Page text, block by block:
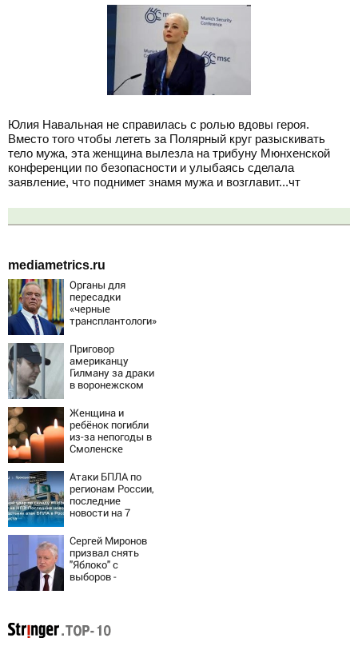
Юлия Навальная не справилась с ролью вдовы героя.
Вместо того чтобы лететь за Полярный круг разыскивать
тело мужа, эта женщина вылезла на трибуну Мюнхенской
конференции по безопасности и улыбаясь сделала
заявление, что поднимет знамя мужа и возглавит...чт
mediametrics.ru
Органы для
пересадки
«черные
трансплантологи»
живых пациентов
Приговор
американцу
Гилману за драки
в воронежском
потребовали
ужесточить -
Новости на
Вести.ru
Женщина и
ребёнок погибли
из-за непогоды в
Смоленске
Атаки БПЛА по
регионам России,
последние
новости на 7
последствия,
атаки на склады
Wildberries,
состояние
пострадавших
Сергей Миронов
призвал снять
"Яблоко" с
выборов -